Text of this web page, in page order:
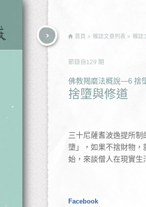
首頁 雜誌文章列表 雜誌
節錄自 129 期
佛教羯磨法概說—6 捨
捨墮與修道
三十尼薩耆波逸提所
墮」，如果不捨財物
始，來談僧人在現實
Facebook